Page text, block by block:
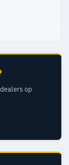
op